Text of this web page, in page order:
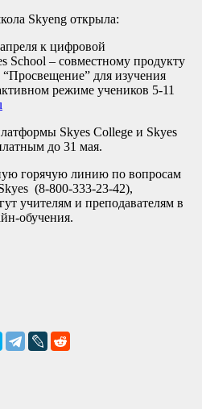
Skyeng открыла:
к цифровой
School – совместному продукту
для изучения
режиме учеников 5-11
Skyes College и Skyes
до 31 мая.
горячую линию по вопросам
(8-800-333-23-42),
учителям и преподавателям в
обучения.